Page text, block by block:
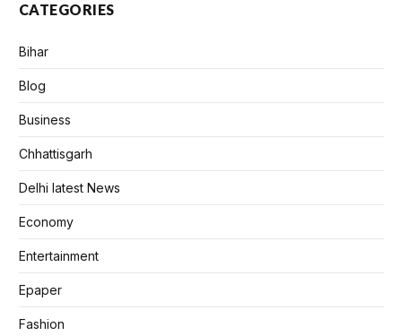
CATEGORIES
Bihar
Blog
Business
Chhattisgarh
Delhi latest News
Economy
Entertainment
Epaper
Fashion